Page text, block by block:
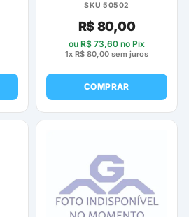
SKU 50502
R$80,00
ou R$ 73,60 no Pix
1x R$ 80,00 sem juros
COMPRAR